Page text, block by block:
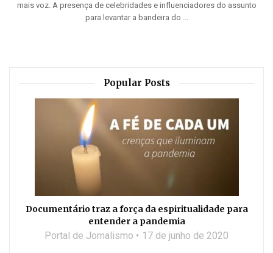
mais voz. A presença de celebridades e influenciadores do assunto
para levantar a bandeira do ...
Popular Posts
Documentário traz a força da espiritualidade para
entender a pandemia
Portal de Jornalismo 17 de junho de 2020